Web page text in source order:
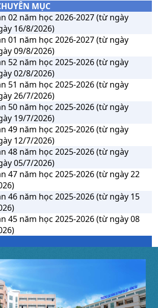
MỤC
02 năm học 2026-2027 (từ ngày
16/8/2026)
01 năm học 2026-2027 (từ ngày
09/8/2026)
52 năm học 2025-2026 (từ ngày
02/8/2026)
51 năm học 2025-2026 (từ ngày
26/7/2026)
50 năm học 2025-2026 (từ ngày
19/7/2026)
49 năm học 2025-2026 (từ ngày
12/7/2026)
48 năm học 2025-2026 (từ ngày
05/7/2026)
47 năm học 2025-2026 (từ ngày 22
46 năm học 2025-2026 (từ ngày 15
45 năm học 2025-2026 (từ ngày 08